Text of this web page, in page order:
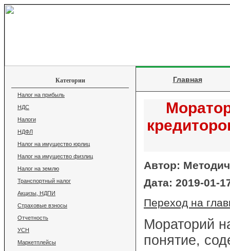
Категории
Налог на прибыль
НДС
Налоги
НДФЛ
Налог на имущество юрлиц
Налог на имущество физлиц
Налог на землю
Транспортный налог
Акцизы, НДПИ
Страховые взносы
Отчетность
УСН
Маркетплейсы
Главная
Автор:
Дата: 2019-01-
Переход на
Мораторий
понятие,